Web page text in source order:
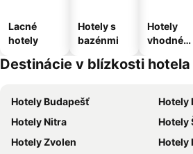
Lacné
hotely
Hotely s
bazénmi
Hotely
vhodné
domáce
Destinácie v blízkosti
Hotely Budapešť
Hotely
Hotely Nitra
Hotely
Hotely Zvolen
Hotely